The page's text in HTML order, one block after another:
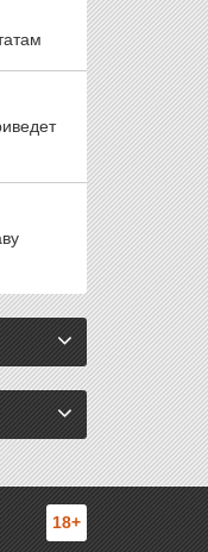
18+